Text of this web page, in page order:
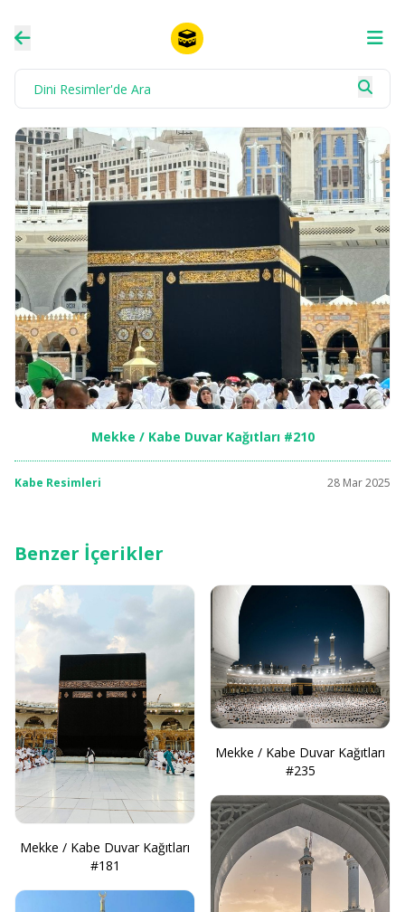
Mekke / Kabe Duvar Kağıtları #210
Kabe Resimleri 28 Mar 2025
Benzer İçerikler
Mekke / Kabe Duvar Kağıtları
#181
Mekke / Kabe Duvar Kağıtları
#235